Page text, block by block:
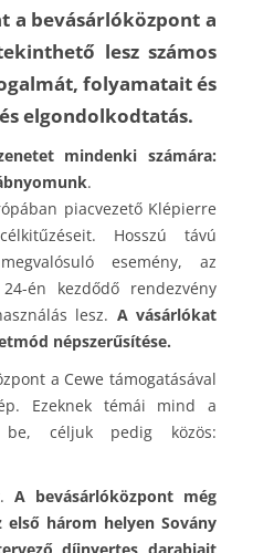
a bevásárlóközpont a
lesz számos
folyamatait és
elgondolkodtatás.
mindenki számára:
.
piacvezető Klépierre
Hosszú távú
esemény, az
én kezdődő rendezvény
lesz. A vásárlókat
népszerűsítése.
a Cewe támogatásával
Ezeknek témái mind a
be, céljuk pedig közös:
A bevásárlóközpont még
három helyen Sovány